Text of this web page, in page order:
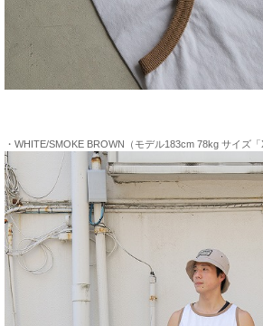
・WHITE/SMOKE BROWN（モデル183cm 78kg サイズ